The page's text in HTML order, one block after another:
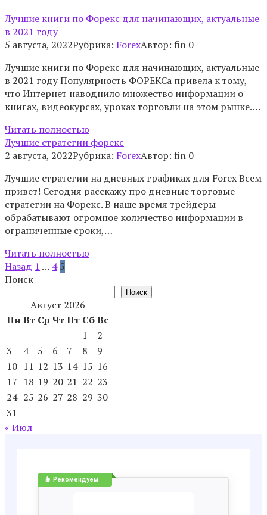
Лучшие книги по Форекс для начинающих, актуальные
в 2021 году
5 августа, 2022Рубрика: ForexАвтор: fin 0
Лучшие книги по Форекс для начинающих, актуальные
в 2021 году Популярность ФОРЕКСа привела к тому,
что Интернет наводнило множество информации о
книгах, видеокурсах, уроках торговли на этом рынке….
Читать полностью
Лучшие стратегии форекс
2 августа, 2022Рубрика: ForexАвтор: fin 0
Лучшие стратегии на дневных графиках для Forex Всем
привет! Сегодня расскажу про дневные торговые
стратегии на Форекс. В наше время трейдеры
обрабатывают огромное количество информации в
ограниченные сроки,…
Читать полностью
Пагинация
записей
Назад 1 … 4 5
Поиск
Поиск
Август 2026
ПнВт Ср ЧтПт СбВс
1
2
3
4 5 6 7 8
9
10 11 12 13 14 15 16
17 18 19 20 21 22 23
24 25 26 27 28 29 30
31
« Июл